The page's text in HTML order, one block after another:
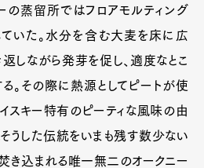
の蒸留所ではフロアモルティング
いた。水分を含む大麦を床に広
しながら発芽を促し、適度なとこ
。その際に熱源としてピートが使
イスキー特有のピーティな風味の由
そうした伝統をいまも残す数少ない
き込まれる唯一無二のオークニー